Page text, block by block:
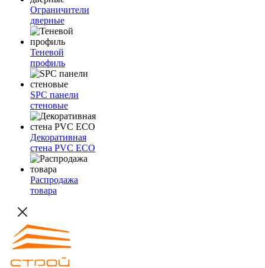
Ограничители
дверные
Теневой
профиль
SPC панели
стеновые
Декоративная
стена PVC ECO
Распродажа
товара